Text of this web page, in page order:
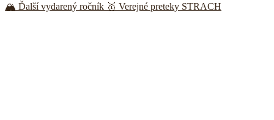
🏔️ Ďalší vydarený ročník 🥇 Verejné preteky STRACH